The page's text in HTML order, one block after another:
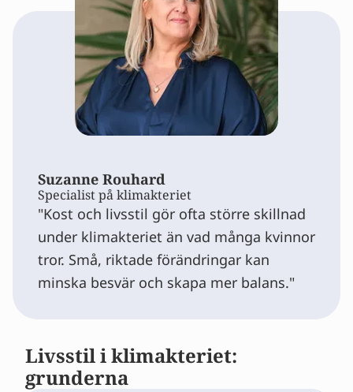
Suzanne Rouhard
Specialist på klimakteriet
Kost och livsstil gör ofta större skillnad
under klimakteriet än vad många kvinnor
tror. Små, riktade förändringar kan
minska besvär och skapa mer balans.
Livsstil i klimakteriet:
grunderna